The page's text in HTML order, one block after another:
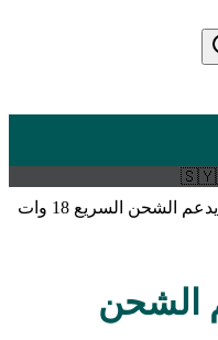
الشحن السريع 18 وات
الشحن